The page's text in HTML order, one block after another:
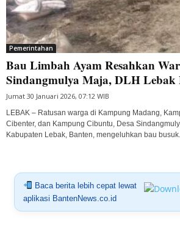
Pemerintahan
Bau Limbah Ayam Resahkan
Sindangmulya Maja, DLH Lebak
Jumat 30 Januari 2026, 07:12 WIB
LEBAK – Ratusan warga di Kampung Madang,
Cibenter, dan Kampung Cibuntu, Desa
Kabupaten Lebak, Banten, mengeluhkan bau busuk...
Baca berita lebih cepat lewat
aplikasi BantenNews.co.id